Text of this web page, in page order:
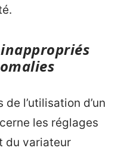
l’utilisation d’un
les réglages
du variateur